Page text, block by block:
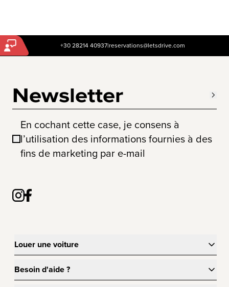
+30 28214 40937|reservations@letsdrive.com
Newsletter
En cochant cette case, je consens à
l’utilisation des informations fournies à des
fins de marketing par e-mail
Louer une voiture
Besoin d'aide ?